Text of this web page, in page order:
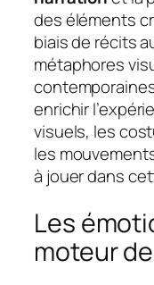
des éléments
biais de récits
métaphores
enrichir
visuels, les
les
à jouer dans
Les
moteur